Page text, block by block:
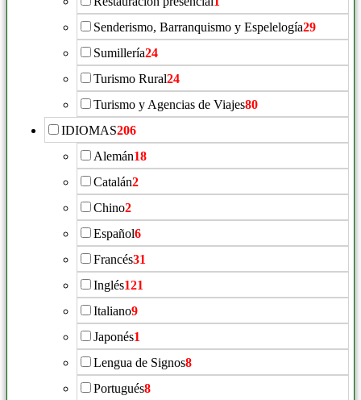
Senderismo, Barranquismo y Espelelogía29
Sumillería24
Turismo Rural24
Turismo y Agencias de Viajes80
IDIOMAS206
Alemán18
Catalán2
Chino2
Español6
Francés31
Inglés121
Italiano9
Japonés1
Lengua de Signos8
Portugués8